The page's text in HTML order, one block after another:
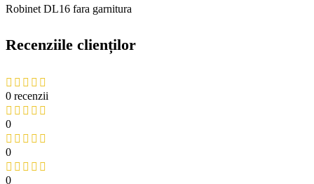
Robinet DL16 fara garnitura
Recenziile clienților
0 recenzii
0
0
0